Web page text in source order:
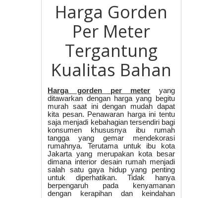
Harga Gorden
Per Meter
Tergantung
Kualitas Bahan
Harga gorden per meter
yang
ditawarkan dengan harga yang begitu
murah saat ini dengan mudah dapat
kita pesan. Penawaran harga ini tentu
saja menjadi kebahagian tersendiri bagi
konsumen khususnya ibu rumah
tangga yang gemar mendekorasi
rumahnya. Terutama untuk ibu kota
Jakarta yang merupakan kota besar
dimana interior desain rumah menjadi
salah satu gaya hidup yang penting
untuk diperhatikan. Tidak hanya
berpengaruh pada kenyamanan
dengan kerapihan dan keindahan